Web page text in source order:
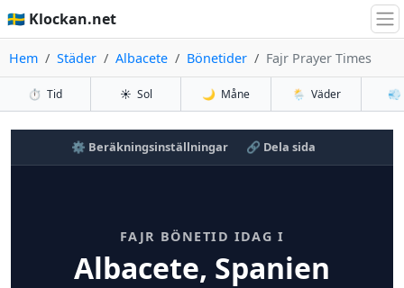
🇸🇪 Klockan.net
Hem Städer Albacete Bönetider Fajr Prayer Times
⏱️ Tid ☀️ Sol 🌙 Måne 🌦️ Väder 💨
⚙️ Beräkningsinställningar 🔗 Dela sida
FAJR BÖNETID IDAG I
Albacete, Spanien